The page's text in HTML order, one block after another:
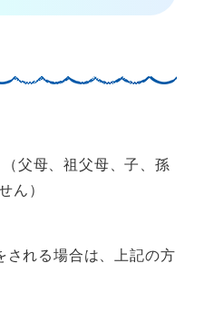
父母、祖父母、子、孫
ん）
れる場合は、上記の方